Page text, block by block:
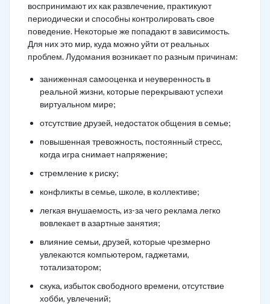
воспринимают их как развлечение, практикуют
периодически и способны контролировать свое
поведение. Некоторые же попадают в зависимость.
Для них это мир, куда можно уйти от реальных
проблем. Лудомания возникает по разным причинам:
заниженная самооценка и неуверенность в
реальной жизни, которые перекрывают успехи
виртуальном мире;
отсутствие друзей, недостаток общения в семье;
повышенная тревожность, постоянный стресс,
когда игра снимает напряжение;
стремление к риску;
конфликты в семье, школе, в коллективе;
легкая внушаемость, из-за чего реклама легко
вовлекает в азартные занятия;
влияние семьи, друзей, которые чрезмерно
увлекаются компьютером, гаджетами,
тотализатором;
скука, избыток свободного времени, отсутствие
хобби, увлечений;